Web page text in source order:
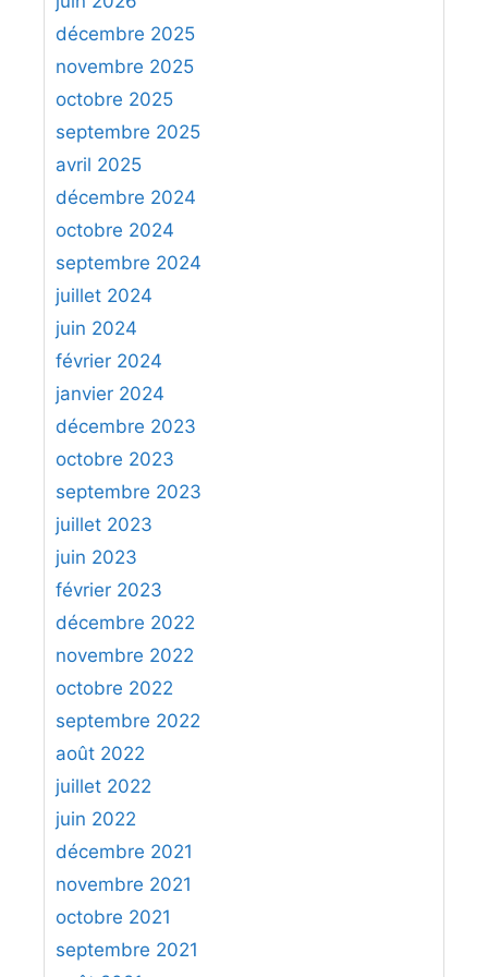
25.Txc8 Rd7 26.
r
e
r
:
décembre 2025
novembre 2025
octobre 2025
septembre 2025
avril 2025
décembre 2024
octobre 2024
septembre 2024
juillet 2024
juin 2024
février 2024
janvier 2024
décembre 2023
octobre 2023
septembre 2023
juillet 2023
juin 2023
février 2023
décembre 2022
novembre 2022
octobre 2022
septembre 2022
août 2022
juillet 2022
juin 2022
décembre 2021
novembre 2021
octobre 2021
septembre 2021